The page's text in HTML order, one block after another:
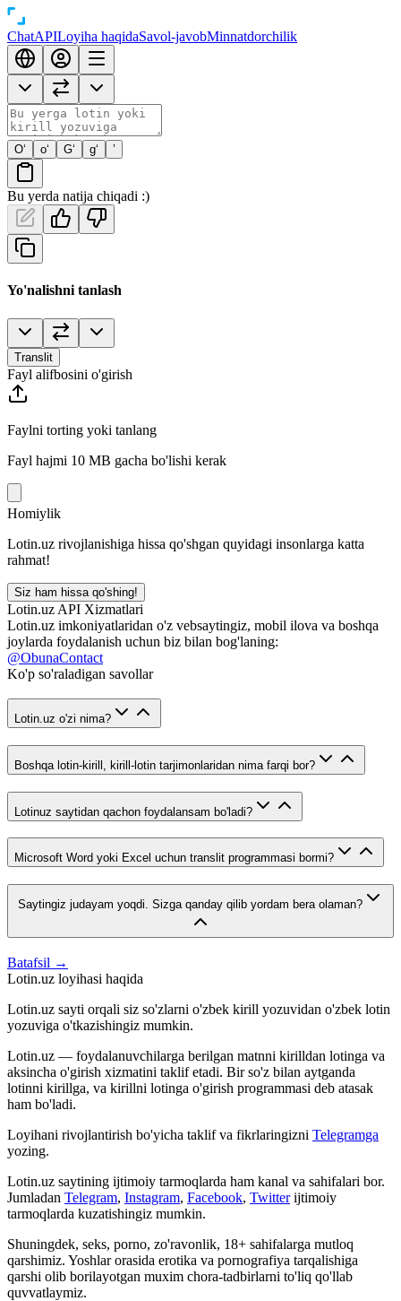
ChatAPILoyiha haqidaSavol-javobMinnatdorchilik
O‘ o‘ G‘ g‘ ’
Bu yerda natija chiqadi :)
Yo'nalishni tanlash
Translit
Fayl alifbosini o'girish
Faylni torting yoki tanlang
Fayl hajmi 10 MB gacha bo'lishi kerak
Homiylik
Lotin.uz rivojlanishiga hissa qo'shgan quyidagi insonlarga katta
rahmat!
Siz ham hissa qo'shing!
Lotin.uz API Xizmatlari
Lotin.uz imkoniyatlaridan o'z vebsaytingiz, mobil ilova va boshqa
joylarda foydalanish uchun biz bilan bog'laning:
@ObunaContact
Ko'p so'raladigan savollar
Lotin.uz o'zi nima?
Boshqa lotin-kirill, kirill-lotin tarjimonlaridan nima farqi bor?
Lotinuz saytidan qachon foydalansam bo'ladi?
Microsoft Word yoki Excel uchun translit programmasi bormi?
Saytingiz judayam yoqdi. Sizga qanday qilib yordam bera olaman?
Batafsil →
Lotin.uz loyihasi haqida
Lotin.uz sayti orqali siz so'zlarni o'zbek kirill yozuvidan o'zbek lotin
yozuviga o'tkazishingiz mumkin.
Lotin.uz — foydalanuvchilarga berilgan matnni kirilldan lotinga va
aksincha o'girish xizmatini taklif etadi. Bir so'z bilan aytganda
lotinni kirillga, va kirillni lotinga o'girish programmasi deb atasak
ham bo'ladi.
Loyihani rivojlantirish bo'yicha taklif va fikrlaringizni Telegramga
yozing.
Lotin.uz saytining ijtimoiy tarmoqlarda ham kanal va sahifalari bor.
Jumladan Telegram, Instagram, Facebook, Twitter ijtimoiy
tarmoqlarda kuzatishingiz mumkin.
Shuningdek, seks, porno, zo'ravonlik, 18+ sahifalarga mutloq
qarshimiz. Yoshlar orasida erotika va pornografiya tarqalishiga
qarshi olib borilayotgan muxim chora-tadbirlarni to'liq qo'llab
quvvatlaymiz.